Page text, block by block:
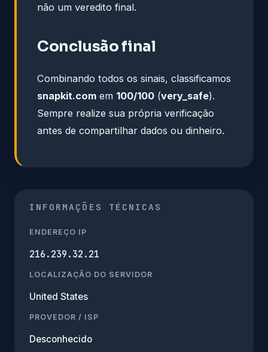
não um veredito final.
Conclusão final
Combinando todos os sinais, classificamos
snapkit.com em 100/100 (very_safe).
Sempre realize sua própria verificação
antes de compartilhar dados ou dinheiro.
INFORMAÇÕES TÉCNICAS
ENDEREÇO IP
216.239.32.21
LOCALIZAÇÃO DO SERVIDOR
United States
PROVEDOR / ISP
Desconhecido